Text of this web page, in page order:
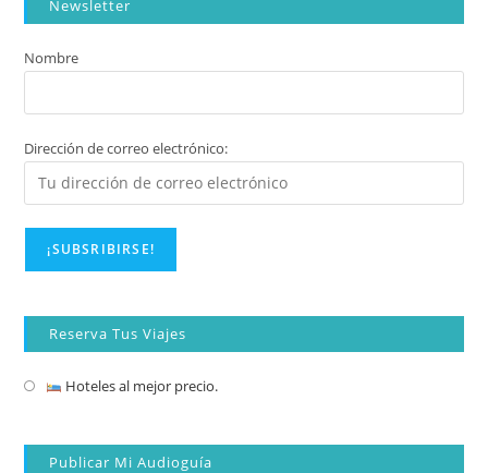
Newsletter
Nombre
Dirección de correo electrónico:
Reserva Tus Viajes
Hoteles al mejor precio.
Publicar Mi Audioguía